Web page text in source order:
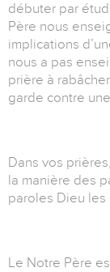
débuter par
Père nous
implications
nous a pas
prière à
garde contre
Dans vos
la manière des
paroles Dieu les
Le Notre Père